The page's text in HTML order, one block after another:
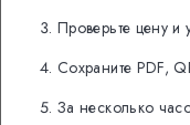
Проверьте цену и
Сохраните PDF,
За несколько